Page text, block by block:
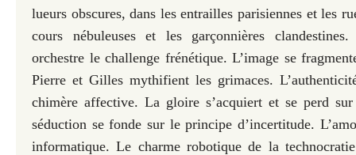
lueurs obscures, dans les entrailles parisiennes et les
cours nébuleuses et les garçonnières
orchestre le challenge frénétique. L’image se
Pierre et Gilles mythifient les grimaces.
chimère affective. La gloire s’acquiert et se perd
séduction se fonde sur le principe d’incertitude.
informatique. Le charme robotique de la